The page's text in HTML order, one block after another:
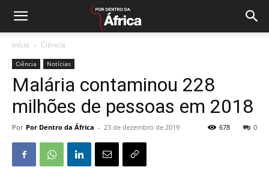
Início Ciência
Ciência Notícias
Malária contaminou 228
milhões de pessoas em 2018
Por Por Dentro da África - 23 de dezembro de 2019 0
678